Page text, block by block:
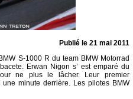
Publié le 21 mai 2011
S-1000 R du team BMW Motorrad
Erwan Nigon s’ est emparé du
ne plus le lâcher. Leur premier
minute derrière. Les pilotes BMW